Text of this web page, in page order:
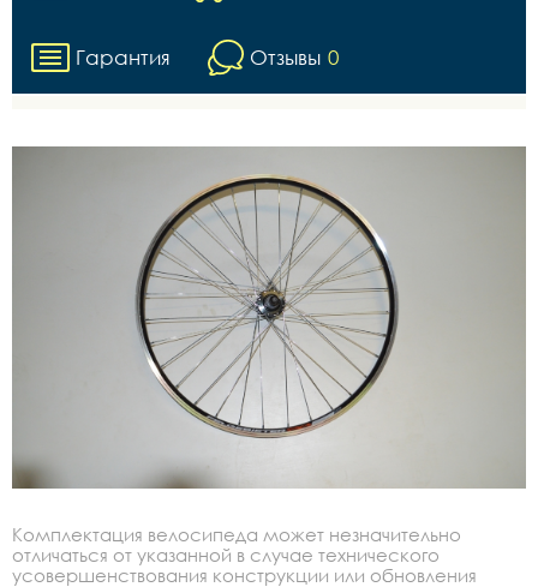
Гарантия Отзывы 0
Комплектация велосипеда может незначительно
отличаться от указанной в случае технического
усовершенствования конструкции или обновления